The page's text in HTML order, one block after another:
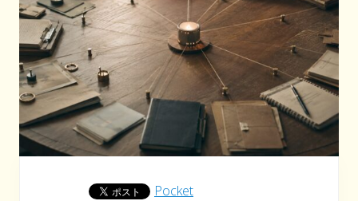
Pocket